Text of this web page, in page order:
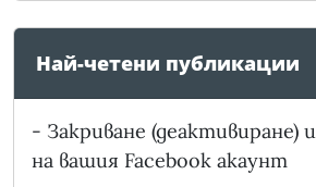
Най-четени публикации
- Закриване (деактивиране)
на вашия Facebook акаунт